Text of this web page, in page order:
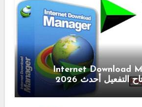
6.43 Internet Download
التفعيل أحدث 2026